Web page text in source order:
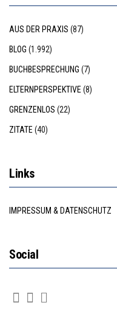
AUS DER PRAXIS (87)
BLOG (1.992)
BUCHBESPRECHUNG (7)
ELTERNPERSPEKTIVE (8)
GRENZENLOS (22)
ZITATE (40)
Links
IMPRESSUM & DATENSCHUTZ
Social